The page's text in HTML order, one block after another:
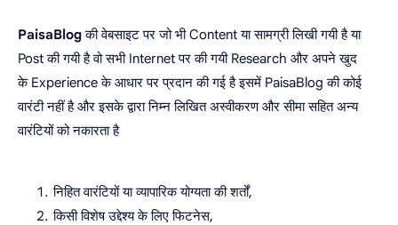
PaisaBlogकी वेबसाइट पर जो भी Content या सामग्री लिखी गयी है या
Post की गयी है वो सभी Internet पर की गयी Research और अपने खुद
के Experience के आधार पर प्रदान की गई है इसमें PaisaBlog की कोई
वारंटी नहीं है और इसके द्वारा निम्न लिखित अस्वीकरण और सीमा सहित अन्य
वारंटियों को नकारता है
निहित वारंटियों या व्यापारिक योग्यता की शर्तों,
किसी विशेष उद्देश्य के लिए फिटनेस,